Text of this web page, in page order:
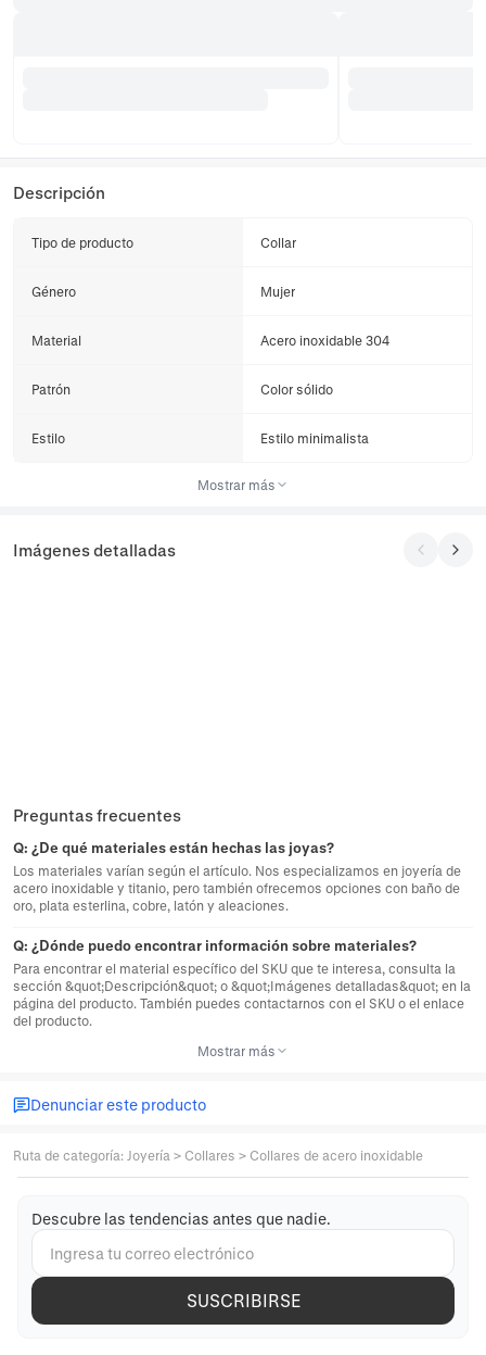
Descripción
Tipo de producto Collar
Género Mujer
Material Acero inoxidable 304
Patrón Color sólido
Estilo Estilo minimalista
Mostrar más
Imágenes detalladas
Preguntas frecuentes
Q: ¿De qué materiales están hechas las joyas?
Los materiales varían según el artículo. Nos especializamos en joyería de
acero inoxidable y titanio, pero también ofrecemos opciones con baño de
oro, plata esterlina, cobre, latón y aleaciones.
Q: ¿Dónde puedo encontrar información sobre materiales?
Para encontrar el material específico del SKU que te interesa, consulta la
sección &quot;Descripción&quot; o &quot;Imágenes detalladas&quot; en la
página del producto. También puedes contactarnos con el SKU o el enlace
del producto.
Mostrar más
Denunciar este producto
Ruta de categoría: Joyería > Collares > Collares de acero inoxidable
Descubre las tendencias antes que nadie.
SUSCRIBIRSE